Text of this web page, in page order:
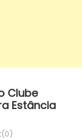
Clube
Estância